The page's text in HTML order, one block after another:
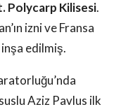
Polycarp Kilisesi.
izni ve Fransa
inşa edilmiş.
Aziz Pavlus ilk